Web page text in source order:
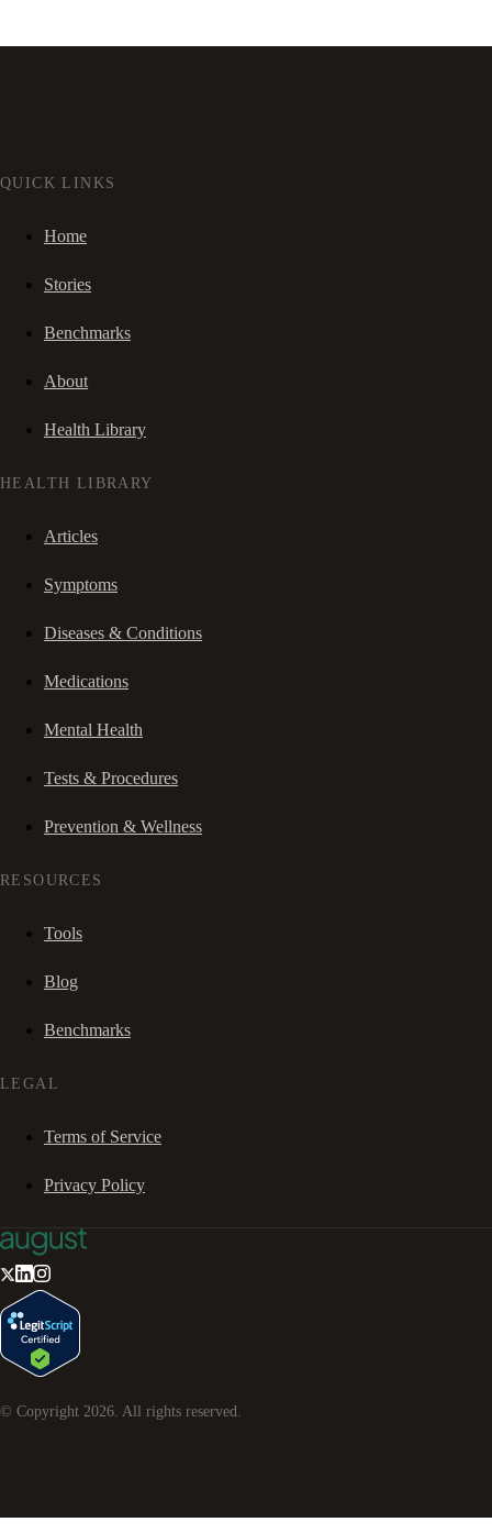
QUICK LINKS
Home
Stories
Benchmarks
About
Health Library
HEALTH LIBRARY
Articles
Symptoms
Diseases & Conditions
Medications
Mental Health
Tests & Procedures
Prevention & Wellness
RESOURCES
Tools
Blog
Benchmarks
LEGAL
Terms of Service
Privacy Policy
© Copyright 2026 . All rights reserved.